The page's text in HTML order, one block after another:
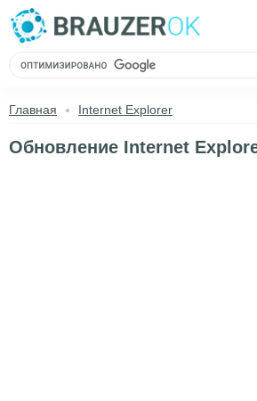
Главная Internet Explorer
Обновление Internet